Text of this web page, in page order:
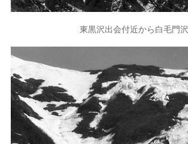
東黒沢出会付近から白毛門沢